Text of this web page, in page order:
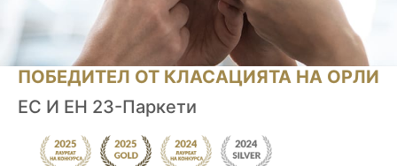
ПОБЕДИТЕЛ ОТ КЛАСАЦИЯТА НА ОРЛИ
ЕС И ЕН 23-Паркети